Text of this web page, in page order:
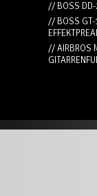
// BOSS DD-
// BOSS GT-
// AIRBROS